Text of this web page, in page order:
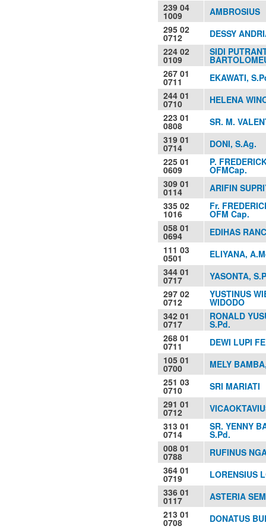
239 04
1009
AMBROSIUS
295 02
0712
DESSY
224 02
0109
SIDI
267 01
0711
EKAWATI,
244 01
0710
HELENA
223 01
0808
SR. M.
319 01
0714
DONI, S.Ag.
225 01
0609
P.
OFMCap.
309 01
0114
ARIFIN
335 02
1016
Fr.
OFM Cap.
058 01
0694
EDIHAS
111 03
0501
ELIYANA,
344 01
0717
YASONTA,
297 02
0712
YUSTINUS
WIDODO
342 01
0717
RONALD
S.Pd.
268 01
0711
DEWI LUPI
105 01
0700
MELY
251 03
0710
SRI MARIATI
291 01
0712
313 01
0714
SR. YENNY
S.Pd.
008 01
0788
RUFINUS
364 01
0719
LORENSIUS
336 01
0117
ASTERIA
213 01
0708 DONATUS